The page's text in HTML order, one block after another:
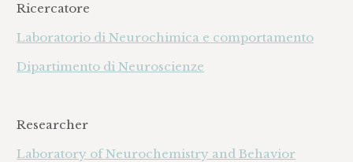
Ricercatore
Laboratorio di Neurochimica e comportamento
Dipartimento di Neuroscienze
Researcher
Laboratory of Neurochemistry and Behavior